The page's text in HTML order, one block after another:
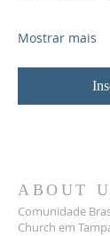
Mostrar mais
ABOUT
Comunidade
Church em